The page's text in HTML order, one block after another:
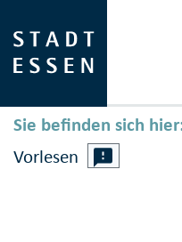
Sie befinden sich
Vorlesen